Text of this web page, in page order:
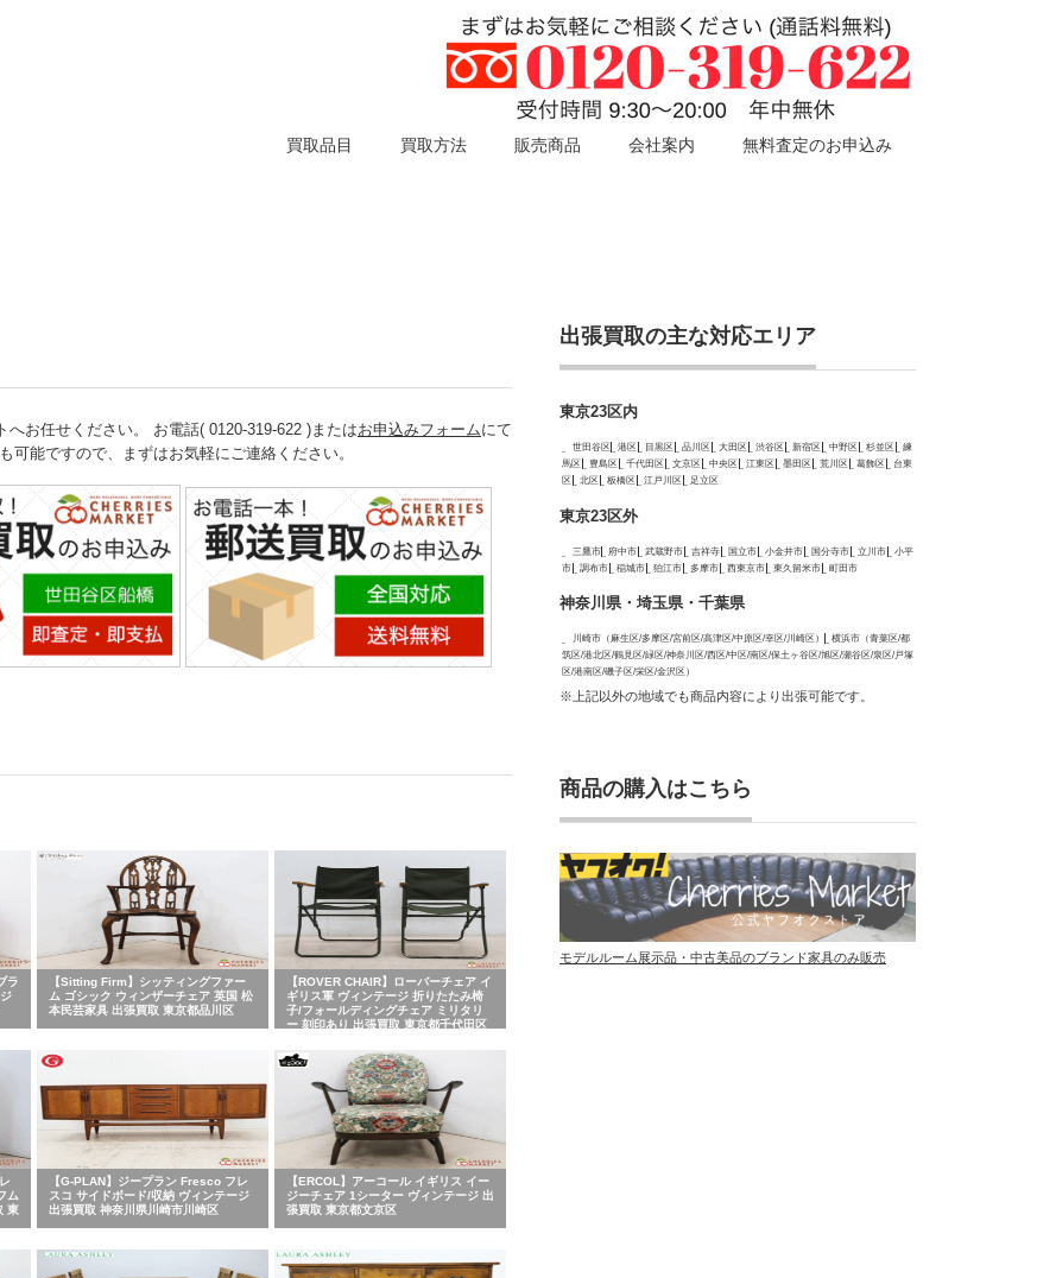
買取品目 買取方法 販売商品 会社案内 無料査定のお申込み
お任せください。 お電話( 0120-319-622 )またはお申込みフォームにて
能ですので、まずはお気軽にご連絡ください。
ラ
【Sitting Firm】シッティングファー
ム ゴシック ウィンザーチェア 英国 松
本民芸家具 出張買取 東京都品川区
【ROVER CHAIR】ローバーチェア イ
ギリス軍 ヴィンテージ 折りたたみ椅
子/フォールディングチェア ミリタリ
ー 刻印あり 出張買取 東京都千代田区
ム
東
【G-PLAN】ジープラン Fresco フレ
スコ サイドボード/収納 ヴィンテージ
出張買取 神奈川県川崎市川崎区
【ERCOL】アーコール イギリス イー
ジーチェア 1シーター ヴィンテージ 出
張買取 東京都文京区
出張買取の主な対応エリア
東京23区内
世田谷区 港区 目黒区 品川区 大田区 渋谷区 新宿区 中野区 杉並区
練
馬区
豊島区 千代田区 文京区 中央区 江東区 墨田区 荒川区 葛飾区
台東
区
北区 板橋区 江戸川区 足立区
東京23区外
三鷹市 府中市 武蔵野市 吉祥寺 国立市 小金井市 国分寺市 立川市
小平
市
調布市 稲城市 狛江市 多摩市 西東京市 東久留米市 町田市
神奈川県・埼玉県・千葉県
川崎市（麻生区/多摩区/宮前区/高津区/中原区/幸区/川崎区）
横浜市（青葉区/都
筑区/港北区/鶴見区/緑区/神奈川区/西区/中区/南区/保土ヶ谷区/旭区/瀬谷区/泉区/戸塚
区/港南区/磯子区/栄区/金沢区）
※上記以外の地域でも商品内容により出張可能です。
商品の購入はこちら
モデルルーム展示品・中古美品のブランド家具のみ販売